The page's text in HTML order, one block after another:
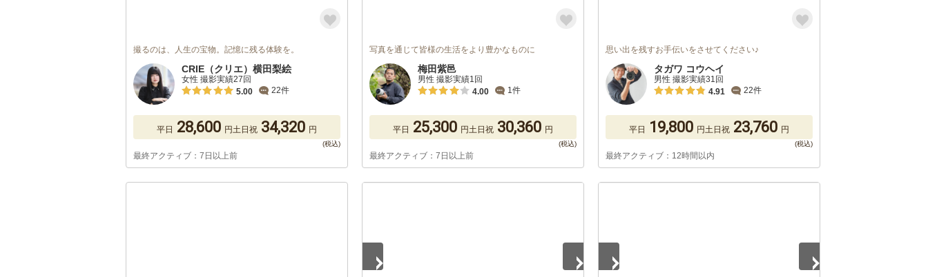
撮るのは、人生の宝物。記憶に残る体験を。
CRIE（クリエ）横田梨絵
女性 撮影実績27回
5.00
22件
平日 28,600 円土日祝 34,320 円
最終アクティブ：7日以上前
写真を通じて皆様の生活をより豊かなものに
梅田紫邑
男性 撮影実績1回
4.00
1件
平日 25,300 円土日祝 30,360 円
最終アクティブ：7日以上前
思い出を残すお手伝いをさせてください♪
タガワ コウヘイ
男性 撮影実績31回
4.91
22件
平日 19,800 円土日祝 23,760 円
最終アクティブ：12時間以内